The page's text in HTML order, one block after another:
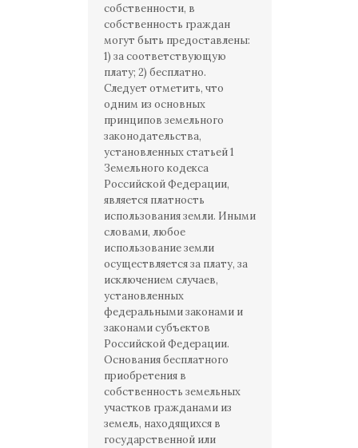
собственности, в
собственность граждан
могут быть предоставлены:
1) за соответствующую
плату; 2) бесплатно.
Следует отметить, что
одним из основных
принципов земельного
законодательства,
установленных статьей 1
Земельного кодекса
Российской Федерации,
является платность
использования земли. Иными
словами, любое
использование земли
осуществляется за плату, за
исключением случаев,
установленных
федеральными законами и
законами субъектов
Российской Федерации.
Основания бесплатного
приобретения в
собственность земельных
участков гражданами из
земель, находящихся в
государственной или